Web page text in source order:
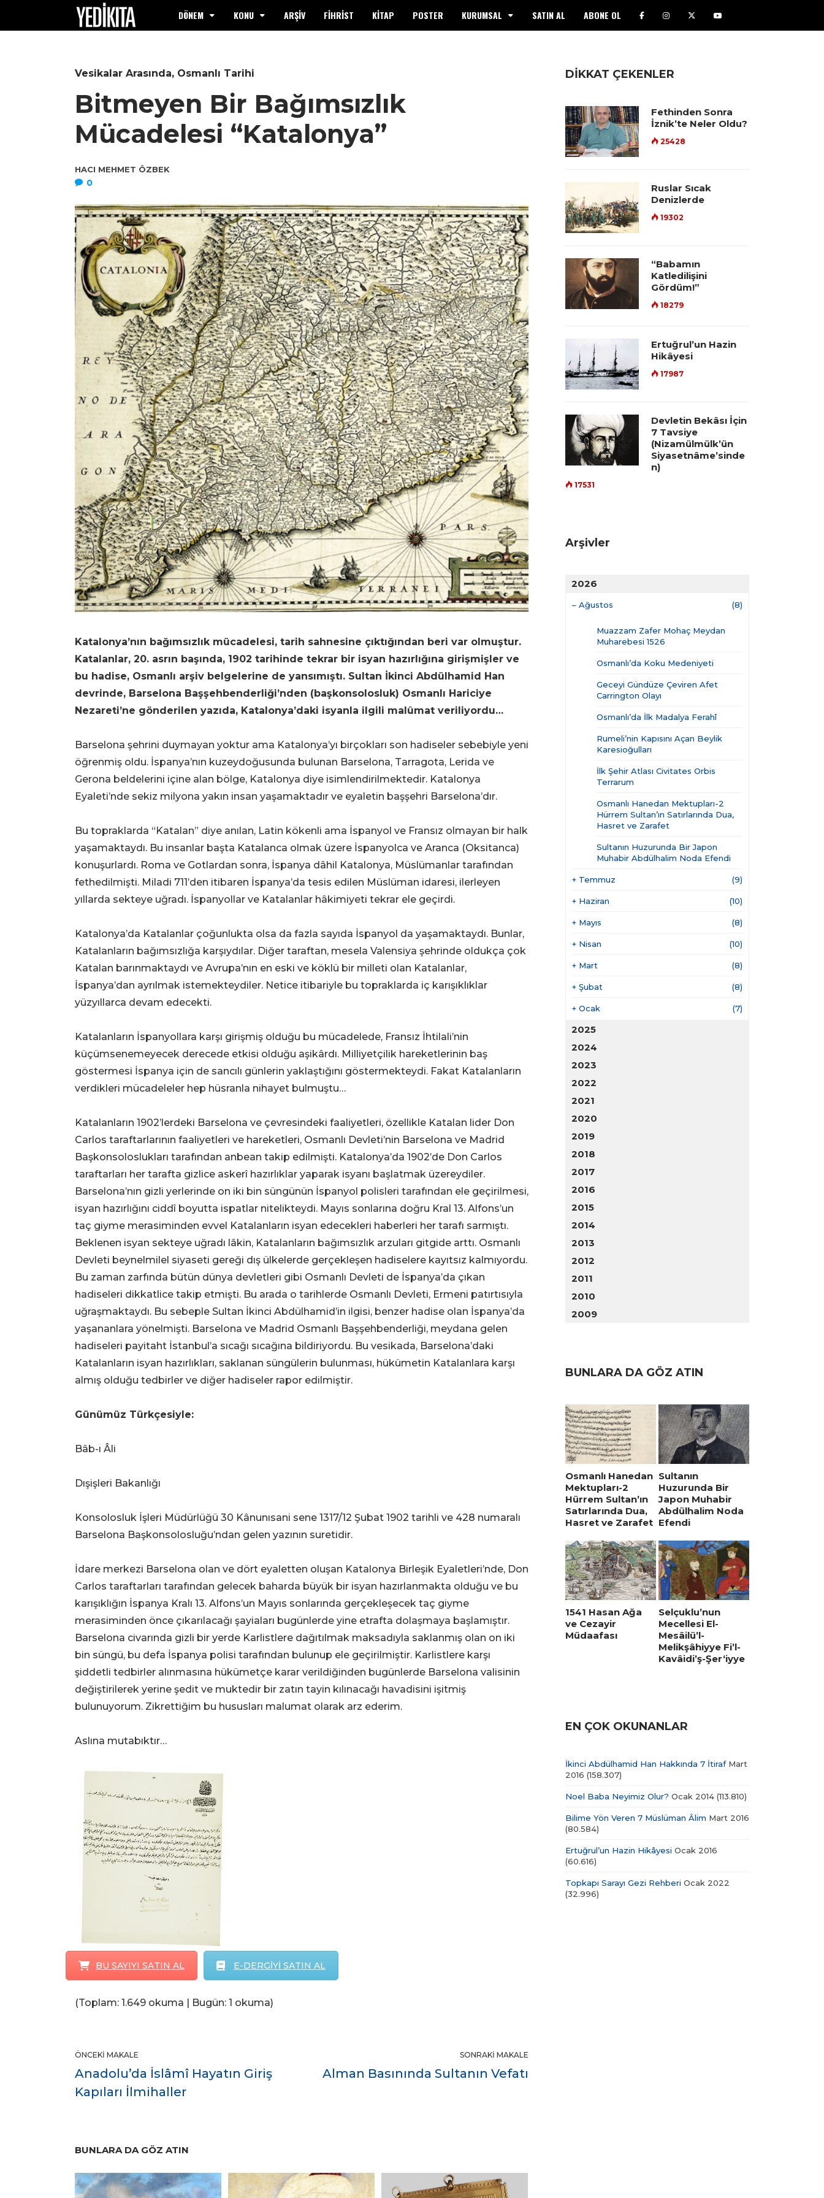
DÖNEM KONU ARŞİV FİHRİST KİTAP POSTER KURUMSAL SATIN AL ABONE OL
Vesikalar Arasında, Osmanlı Tarihi
Bitmeyen Bir Bağımsızlık
Mücadelesi “Katalonya”
HACI MEHMET ÖZBEK
0
Katalonya’nın bağımsızlık mücadelesi, tarih sahnesine çıktığından beri var olmuştur.
Katalanlar, 20. asrın başında, 1902 tarihinde tekrar bir isyan hazırlığına girişmişler ve
bu hadise, Osmanlı arşiv belgelerine de yansımıştı. Sultan İkinci Abdülhamid Han
devrinde, Barselona Başşehbenderliği’nden (başkonsolosluk) Osmanlı Hariciye
Nezareti’ne gönderilen yazıda, Katalonya’daki isyanla ilgili malûmat veriliyordu…
Barselona şehrini duymayan yoktur ama Katalonya’yı birçokları son hadiseler sebebiyle yeni
öğrenmiş oldu. İspanya’nın kuzeydoğusunda bulunan Barselona, Tarragota, Lerida ve
Gerona beldelerini içine alan bölge, Katalonya diye isimlendirilmektedir. Katalonya
Eyaleti’nde sekiz milyona yakın insan yaşamaktadır ve eyaletin başşehri Barselona’dır.
Bu topraklarda “Katalan” diye anılan, Latin kökenli ama İspanyol ve Fransız olmayan bir halk
yaşamaktaydı. Bu insanlar başta Katalanca olmak üzere İspanyolca ve Aranca (Oksitanca)
konuşurlardı. Roma ve Gotlardan sonra, İspanya dâhil Katalonya, Müslümanlar tarafından
fethedilmişti. Miladi 711’den itibaren İspanya’da tesis edilen Müslüman idaresi, ilerleyen
yıllarda sekteye uğradı. İspanyollar ve Katalanlar hâkimiyeti tekrar ele geçirdi.
Katalonya’da Katalanlar çoğunlukta olsa da fazla sayıda İspanyol da yaşamaktaydı. Bunlar,
Katalanların bağımsızlığa karşıydılar. Diğer taraftan, mesela Valensiya şehrinde oldukça çok
Katalan barınmaktaydı ve Avrupa’nın en eski ve köklü bir milleti olan Katalanlar,
İspanya’dan ayrılmak istemekteydiler. Netice itibariyle bu topraklarda iç karışıklıklar
yüzyıllarca devam edecekti.
Katalanların İspanyollara karşı girişmiş olduğu bu mücadelede, Fransız İhtilali’nin
küçümsenemeyecek derecede etkisi olduğu aşikârdı. Milliyetçilik hareketlerinin baş
göstermesi İspanya için de sancılı günlerin yaklaştığını göstermekteydi. Fakat Katalanların
verdikleri mücadeleler hep hüsranla nihayet bulmuştu…
Katalanların 1902’lerdeki Barselona ve çevresindeki faaliyetleri, özellikle Katalan lider Don
Carlos taraftarlarının faaliyetleri ve hareketleri, Osmanlı Devleti’nin Barselona ve Madrid
Başkonsoloslukları tarafından anbean takip edilmişti. Katalonya’da 1902’de Don Carlos
taraftarları her tarafta gizlice askerî hazırlıklar yaparak isyanı başlatmak üzereydiler.
Barselona’nın gizli yerlerinde on iki bin süngünün İspanyol polisleri tarafından ele geçirilmesi,
isyan hazırlığını ciddî boyutta ispatlar nitelikteydi. Mayıs sonlarına doğru Kral 13. Alfons’un
taç giyme merasiminden evvel Katalanların isyan edecekleri haberleri her tarafı sarmıştı.
Beklenen isyan sekteye uğradı lâkin, Katalanların bağımsızlık arzuları gitgide arttı. Osmanlı
Devleti beynelmilel siyaseti gereği dış ülkelerde gerçekleşen hadiselere kayıtsız kalmıyordu.
Bu zaman zarfında bütün dünya devletleri gibi Osmanlı Devleti de İspanya’da çıkan
hadiseleri dikkatlice takip etmişti. Bu arada o tarihlerde Osmanlı Devleti, Ermeni patırtısıyla
uğraşmaktaydı. Bu sebeple Sultan İkinci Abdülhamid’in ilgisi, benzer hadise olan İspanya’da
yaşananlara yönelmişti. Barselona ve Madrid Osmanlı Başşehbenderliği, meydana gelen
hadiseleri payitaht İstanbul’a sıcağı sıcağına bildiriyordu. Bu vesikada, Barselona’daki
Katalanların isyan hazırlıkları, saklanan süngülerin bulunması, hükümetin Katalanlara karşı
almış olduğu tedbirler ve diğer hadiseler rapor edilmiştir.
Günümüz Türkçesiyle:
Bâb-ı Âli
Dışişleri Bakanlığı
Konsolosluk İşleri Müdürlüğü 30 Kânunısani sene 1317/12 Şubat 1902 tarihli ve 428 numaralı
Barselona Başkonsolosluğu’ndan gelen yazının suretidir.
İdare merkezi Barselona olan ve dört eyaletten oluşan Katalonya Birleşik Eyaletleri’nde, Don
Carlos taraftarları tarafından gelecek baharda büyük bir isyan hazırlanmakta olduğu ve bu
karışıklığın İspanya Kralı 13. Alfons’un Mayıs sonlarında gerçekleşecek taç giyme
merasiminden önce çıkarılacağı şayiaları bugünlerde yine etrafta dolaşmaya başlamıştır.
Barselona civarında gizli bir yerde Karlistlere dağıtılmak maksadıyla saklanmış olan on iki
bin süngü, bu defa İspanya polisi tarafından bulunup ele geçirilmiştir. Karlistlere karşı
şiddetli tedbirler alınmasına hükümetçe karar verildiğinden bugünlerde Barselona valisinin
değiştirilerek yerine şedit ve muktedir bir zatın tayin kılınacağı havadisini işitmiş
bulunuyorum. Zikrettiğim bu hususları malumat olarak arz ederim.
Aslına mutabıktır…
BU SAYIYI SATIN AL E-DERGİYİ SATIN AL
(Toplam: 1.649 okuma | Bugün: 1 okuma)
ÖNCEKI MAKALE
Anadolu’da İslâmî Hayatın Giriş
Kapıları İlmihaller
SONRAKI MAKALE
Alman Basınında Sultanın Vefatı
BUNLARA DA GÖZ ATIN
DİKKAT ÇEKENLER
Fethinden Sonra
İznik’te Neler Oldu?
25428
Ruslar Sıcak
Denizlerde
19302
“Babamın
Katledilişini
Gördüm!”
18279
Ertuğrul’un Hazin
Hikâyesi
17987
Devletin Bekâsı İçin
7 Tavsiye
(Nizamülmülk’ün
Siyasetnâme’sinde
n)
17531
Arşivler
2026
– Ağustos (8)
Muazzam Zafer Mohaç Meydan
Muharebesi 1526
Osmanlı’da Koku Medeniyeti
Geceyi Gündüze Çeviren Afet
Carrington Olayı
Osmanlı’da İlk Madalya Ferahî
Rumeli’nin Kapısını Açan Beylik
Karesioğulları
İlk Şehir Atlası Civitates Orbis
Terrarum
Osmanlı Hanedan Mektupları-2
Hürrem Sultan’ın Satırlarında Dua,
Hasret ve Zarafet
Sultanın Huzurunda Bir Japon
Muhabir Abdülhalim Noda Efendi
+ Temmuz (9)
+ Haziran (10)
+ Mayıs (8)
+ Nisan (10)
+ Mart (8)
+ Şubat (8)
+ Ocak (7)
2025
2024
2023
2022
2021
2020
2019
2018
2017
2016
2015
2014
2013
2012
2011
2010
2009
BUNLARA DA GÖZ ATIN
Osmanlı Hanedan
Mektupları-2
Hürrem Sultan’ın
Satırlarında Dua,
Hasret ve Zarafet
Sultanın
Huzurunda Bir
Japon Muhabir
Abdülhalim Noda
Efendi
1541 Hasan Ağa
ve Cezayir
Müdaafası
Selçuklu’nun
Mecellesi El-
Mesâilü’l-
Melikşâhiyye Fi’l-
Kavâidi’ş-Şer‘iyye
EN ÇOK OKUNANLAR
İkinci Abdülhamid Han Hakkında 7 İtirafMart
2016 (158.307)
Noel Baba Neyimiz Olur? Ocak 2014 (113.810)
Bilime Yön Veren 7 Müslüman Âlim Mart 2016
(80.584)
Ertuğrul’un Hazin Hikâyesi Ocak 2016
(60.616)
Topkapı Sarayı Gezi Rehberi Ocak 2022
(32.996)